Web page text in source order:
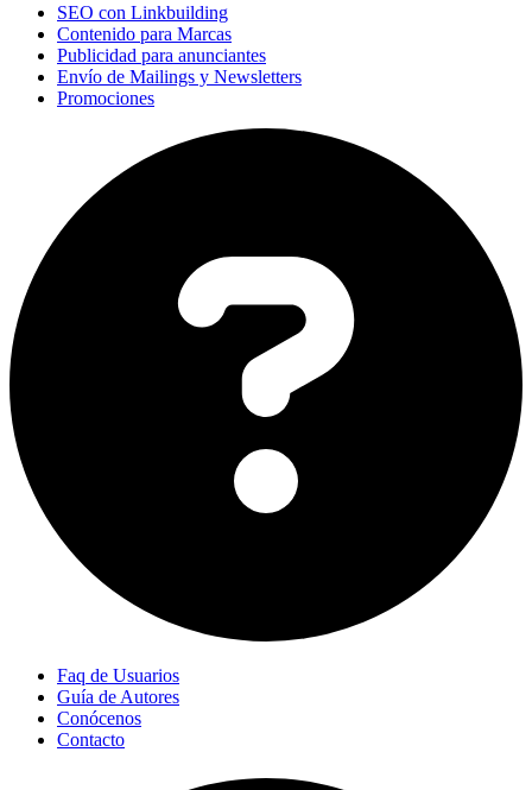
SEO con Linkbuilding
Contenido para Marcas
Publicidad para anunciantes
Envío de Mailings y Newsletters
Promociones
Faq de Usuarios
Guía de Autores
Conócenos
Contacto